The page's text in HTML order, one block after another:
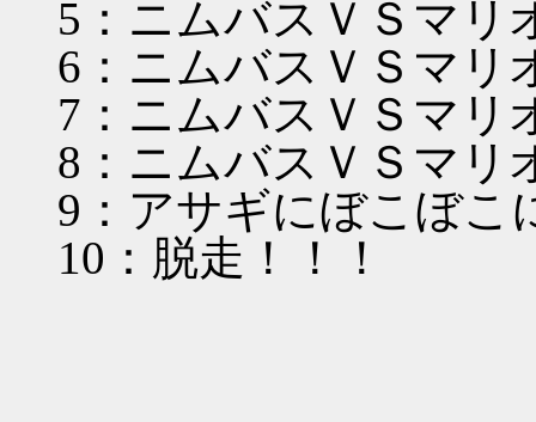
5：ニムバスＶＳマリ
6：ニムバスＶＳマリ
7：ニムバスＶＳマリ
8：ニムバスＶＳマリ
9：アサギにぼこぼこ
10：脱走！！！